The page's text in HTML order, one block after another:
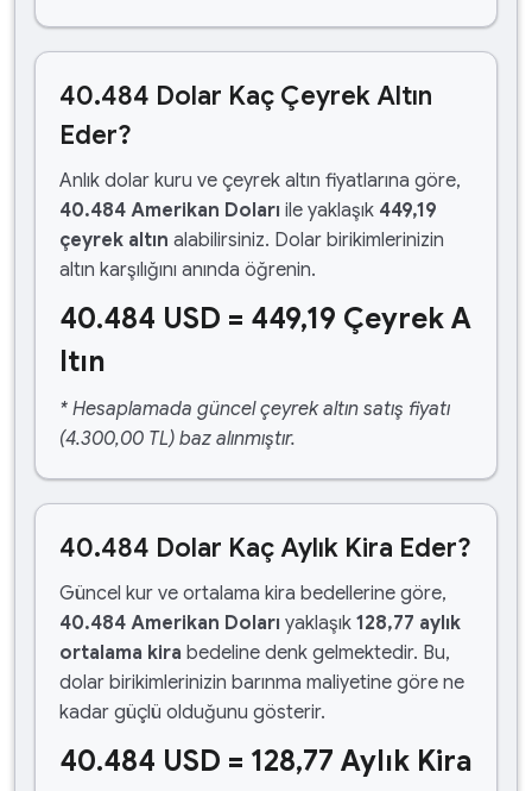
40.484 Dolar Kaç Çeyrek Altın
Eder?
Anlık dolar kuru ve çeyrek altın fiyatlarına göre,
40.484 Amerikan Doları ile yaklaşık 449,19
çeyrek altın alabilirsiniz. Dolar birikimlerinizin
altın karşılığını anında öğrenin.
40.484 USD = 449,19 Çeyrek A
ltın
* Hesaplamada güncel çeyrek altın satış fiyatı
(4.300,00 TL) baz alınmıştır.
40.484 Dolar Kaç Aylık Kira Eder?
Güncel kur ve ortalama kira bedellerine göre,
40.484 Amerikan Doları yaklaşık 128,77 aylık
ortalama kira bedeline denk gelmektedir. Bu,
dolar birikimlerinizin barınma maliyetine göre ne
kadar güçlü olduğunu gösterir.
40.484 USD = 128,77 Aylık Kira